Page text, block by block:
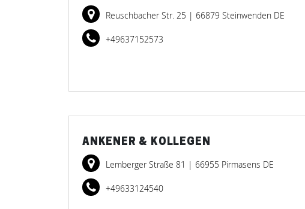
Reuschbacher Str. 25 | 66879 Steinwenden DE
+49637152573
ANKENER & KOLLEGEN
Lemberger Straße 81 | 66955 Pirmasens DE
+49633124540